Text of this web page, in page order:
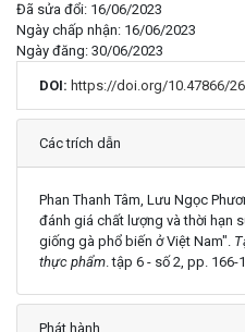
Đã sửa đổi: 16/06/2023
Ngày chấp nhận: 16/06/2023
Ngày đăng: 30/06/2023
DOI: https://doi.org/10.47866/
Chi tiết
Các trích dẫn
Phan Thanh Tâm, Lưu Ngọc
đánh giá chất lượng và thời hạn
giống gà phổ biến ở Việt Nam".
thực phẩm. tập 6 - số 2, pp. 166-
Phát hành